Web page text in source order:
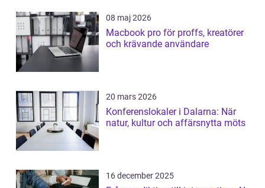
08 maj 2026
Macbook pro för proffs, kreatörer
och krävande användare
20 mars 2026
Konferenslokaler i Dalarna: När
natur, kultur och affärsnytta möts
16 december 2025